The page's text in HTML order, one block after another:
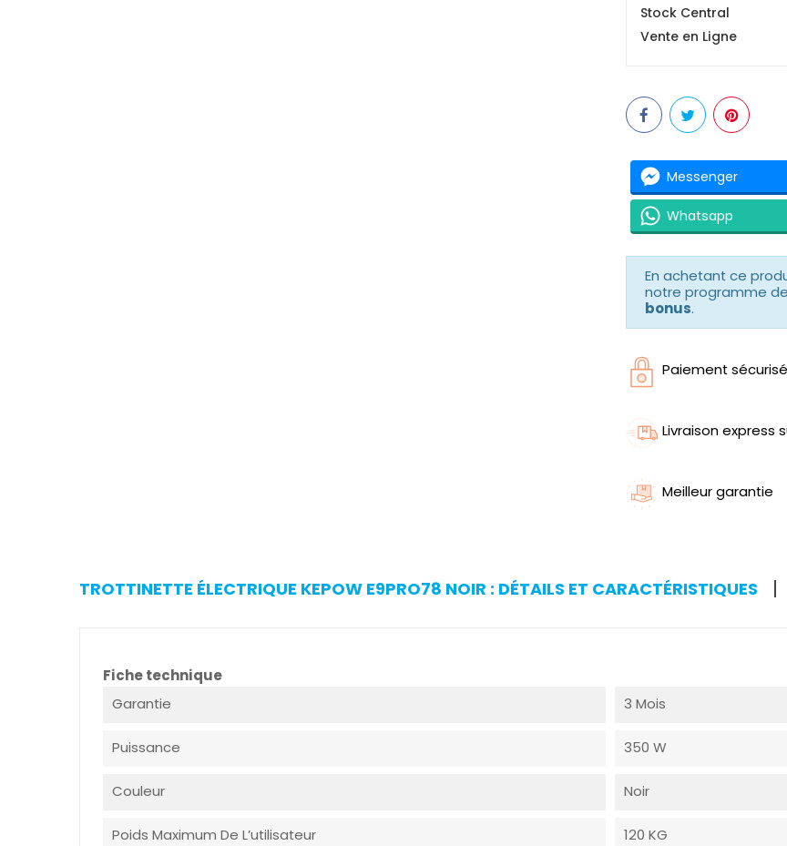
Stock Central
Vente en Ligne
Messenger
Whatsapp
En achetant ce
notre programme
bonus.
Paiement sécurisé
Livraison express
Meilleur garantie
TROTTINETTE ÉLECTRIQUE KEPOW E9PRO78 NOIR : DÉTAILS ET CARACTÉRISTIQUES
Fiche technique
Garantie
3 Mois
Puissance 350 W
Couleur Noir
Poids Maximum De L’utilisateur 120 KG